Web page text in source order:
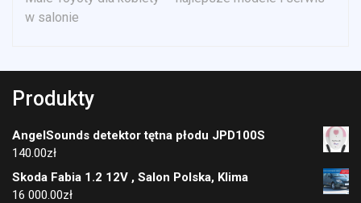
w salonie
Produkty
AngelSounds detektor tętna płodu JPD100S
140.00zł
Skoda Fabia 1.2 12V , Salon Polska, Klima
16 000.00zł